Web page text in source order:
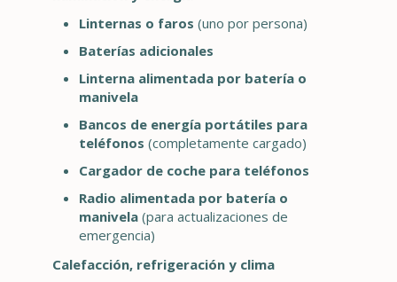
Linternas o faros (uno por persona)
Baterías adicionales
Linterna alimentada por batería o
manivela
Bancos de energía portátiles para
teléfonos (completamente cargado)
Cargador de coche para teléfonos
Radio alimentada por batería o
manivela (para actualizaciones de
emergencia)
Calefacción, refrigeración y clima